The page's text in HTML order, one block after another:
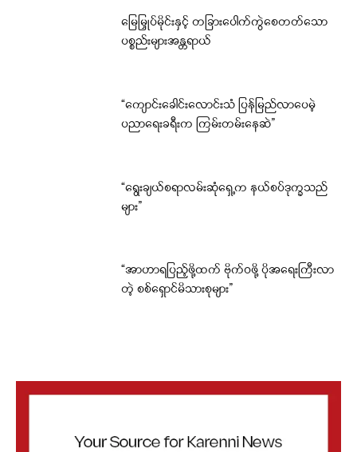
မြေမြှုပ်မိုင်းနှင့် တခြားပေါက်ကွဲစေတတ်သော
ပစ္စည်းများအန္တရာယ်
“ကျောင်းခေါင်းလောင်းသံ ပြန်မြည်လာပေမဲ့
ပညာရေးခရီးက ကြမ်းတမ်းနေဆဲ”
“ရွေးချယ်စရာလမ်းဆုံရှေ့က နယ်စပ်ဒုက္ခသည်
များ”
“အာဟာရပြည့်ဖို့ထက် ဗိုက်ဝဖို့ ပိုအရေးကြီးလာ
တဲ့ စစ်ရှောင်မိသားစုများ”